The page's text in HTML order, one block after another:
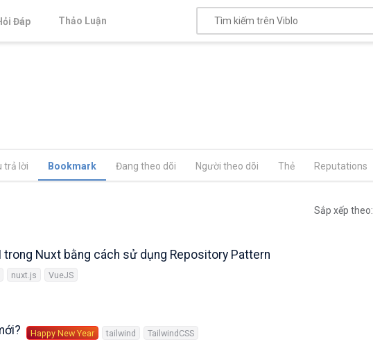
Đáp Thảo Luận
trả lời Bookmark Đang theo dõi Người theo dõi Thẻ Reputations
Sắp xếp theo:
trong Nuxt bằng cách sử dụng Repository Pattern
nuxt.js VueJS
Happy New Year tailwind TailwindCSS